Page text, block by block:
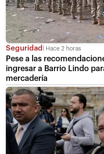
Seguridad Hace 2 horas
Pese a las
ingresar a Barrio Lindo
mercadería